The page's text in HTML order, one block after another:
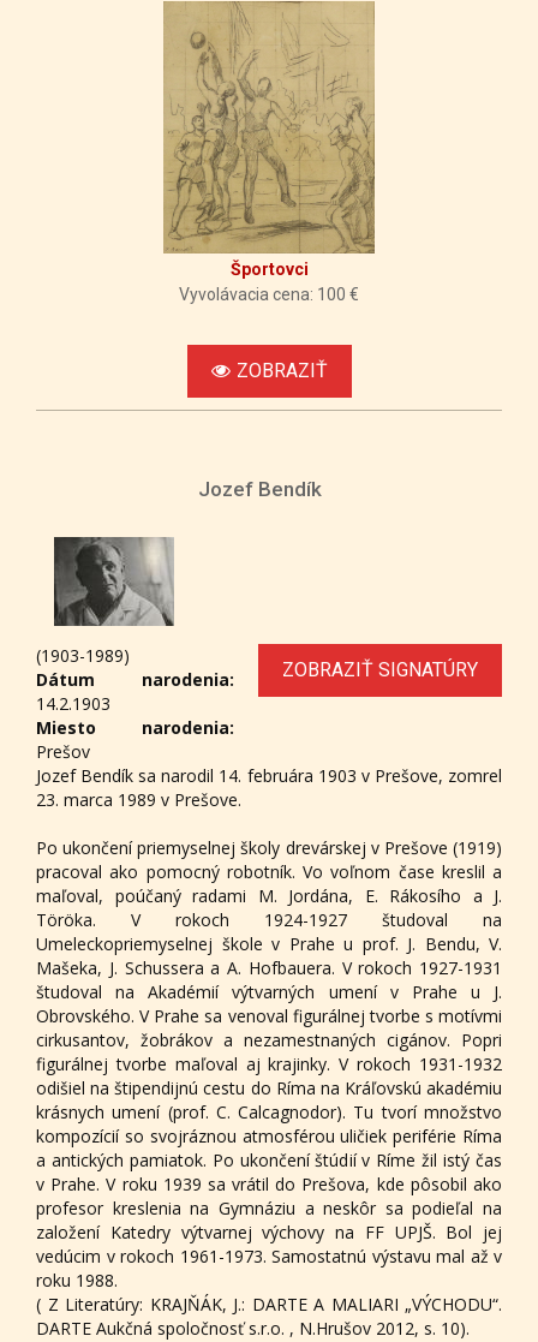
Športovci
Vyvolávacia cena: 100 €
ZOBRAZIŤ
Jozef Bendík
ZOBRAZIŤ SIGNATÚRY
(1903-1989)
Dátum narodenia:
14.2.1903
Miesto narodenia:
Prešov
Jozef Bendík sa narodil 14. februára 1903 v Prešove, zomrel
23. marca 1989 v Prešove.
Po ukončení priemyselnej školy drevárskej v Prešove (1919)
pracoval ako pomocný robotník. Vo voľnom čase kreslil a
maľoval, poúčaný radami M. Jordána, E. Rákosího a J.
Töröka. V rokoch 1924-1927 študoval na
Umeleckopriemyselnej škole v Prahe u prof. J. Bendu, V.
Mašeka, J. Schussera a A. Hofbauera. V rokoch 1927-1931
študoval na Akadémií výtvarných umení v Prahe u J.
Obrovského. V Prahe sa venoval figurálnej tvorbe s motívmi
cirkusantov, žobrákov a nezamestnaných cigánov. Popri
figurálnej tvorbe maľoval aj krajinky. V rokoch 1931-1932
odišiel na štipendijnú cestu do Ríma na Kráľovskú akadémiu
krásnych umení (prof. C. Calcagnodor). Tu tvorí množstvo
kompozícií so svojráznou atmosférou uličiek periférie Ríma
a antických pamiatok. Po ukončení štúdií v Ríme žil istý čas
v Prahe. V roku 1939 sa vrátil do Prešova, kde pôsobil ako
profesor kreslenia na Gymnáziu a neskôr sa podieľal na
založení Katedry výtvarnej výchovy na FF UPJŠ. Bol jej
vedúcim v rokoch 1961-1973. Samostatnú výstavu mal až v
roku 1988.
( Z Literatúry: KRAJŇÁK, J.: DARTE A MALIARI „VÝCHODU“.
DARTE Aukčná spoločnosť s.r.o. , N.Hrušov 2012, s. 10).